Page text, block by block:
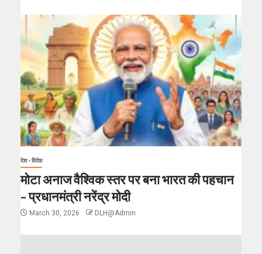
देश - विदेश
मोटा अनाज वैश्विक स्तर पर बना भारत की पहचान
– प्रधानमंत्री नरेंद्र मोदी
March 30, 2026 DLH@Admin